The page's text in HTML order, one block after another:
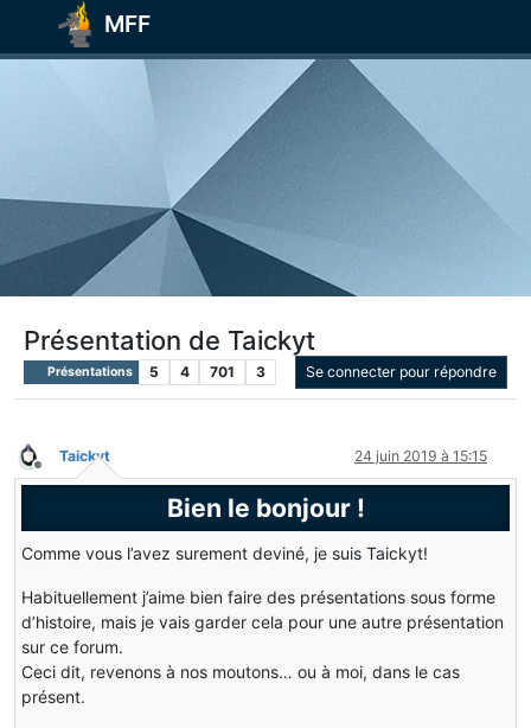
MFF
Présentation de Taickyt
Présentations 5 4 701 3 Se connecter pour répondre
Hors-ligne
Taickyt 24 juin 2019 à 15:15
Bien le bonjour !
Comme vous l’avez surement deviné, je suis Taickyt!
Habituellement j’aime bien faire des présentations sous forme
d’histoire, mais je vais garder cela pour une autre présentation
sur ce forum.
Ceci dit, revenons à nos moutons… ou à moi, dans le cas
présent.